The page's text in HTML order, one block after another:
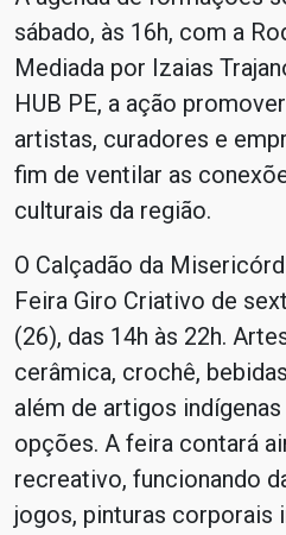
sábado, às 16h, com a
Mediada por Izaias
HUB PE, a ação
artistas, curadores e
fim de ventilar as
culturais da região.
O Calçadão da
Feira Giro Criativo de
(26), das 14h às 22h.
cerâmica, crochê,
além de artigos
opções. A feira contará
recreativo, funcionando
jogos, pinturas corporais